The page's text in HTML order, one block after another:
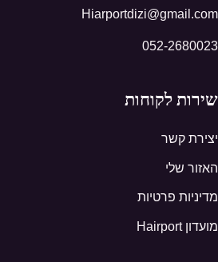
Hiarportdizi@gmail.com
052-2680023
שירות לקוחות
יצירת קשר
האזור שלי
מדיניות פרטיות
מועדון Hairport